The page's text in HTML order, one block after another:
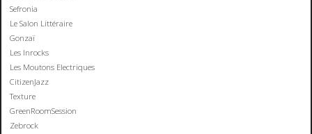
Sefronia
Le Salon Littéraire
Gonzaï
Les Inrocks
Les Moutons Electriques
CitizenJazz
Texture
GreenRoomSession
Zebrock